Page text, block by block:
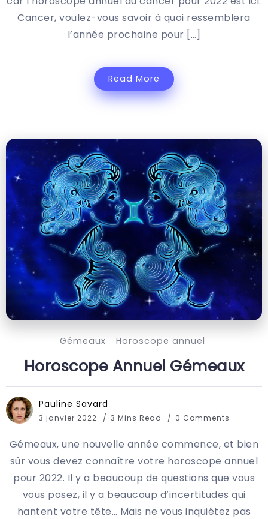
Cancer, voulez-vous savoir à quoi ressemblera
l’année prochaine pour […]
Read More
Gémeaux Horoscope annuel
Horoscope Annuel Gémeaux
Pauline Savard
3 janvier 2022 3 Mins Read 0 Comments
Gémeaux, une nouvelle année commence, et bien
sûr vous devez connaître votre horoscope annuel
pour 2022. Il y a beaucoup de questions que vous
vous posez, il y a beaucoup d’incertitudes qui
hantent votre tête… Mais ne vous inquiétez pas